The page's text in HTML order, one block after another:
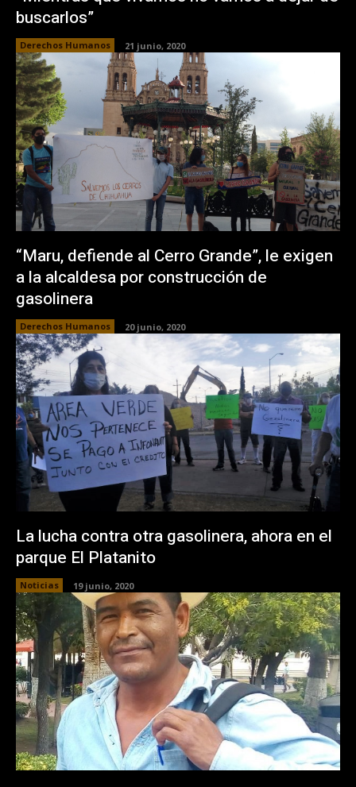
buscarlos”
Derechos Humanos 21 junio, 2020
“Maru, defiende al Cerro Grande”, le exigen
a la alcaldesa por construcción de
gasolinera
Derechos Humanos 20 junio, 2020
La lucha contra otra gasolinera, ahora en el
parque El Platanito
Noticias 19 junio, 2020